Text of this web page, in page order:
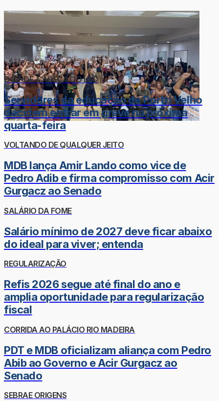
DOR-DE-CABEÇA DO LÉO
Servidores da educação de Porto Velho
decidem entrar em greve na próxima
quarta-feira
VOLTANDO DE QUALQUER JEITO
MDB lança Amir Lando como vice de
Pedro Adib e firma compromisso com Acir
Gurgacz ao Senado
SALÁRIO DA FOME
Salário mínimo de 2027 deve ficar abaixo
do ideal para viver; entenda
REGULARIZAÇÃO
Refis 2026 segue até final do ano e
amplia oportunidade para regularização
fiscal
CORRIDA AO PALÁCIO RIO MADEIRA
PDT e MDB oficializam aliança com Pedro
Abib ao Governo e Acir Gurgacz ao
Senado
SEBRAE ORIGENS